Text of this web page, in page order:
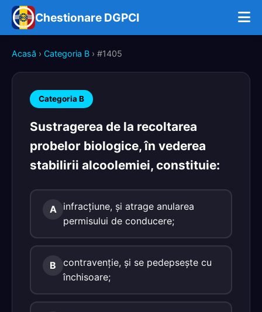
Chestionare DGPCI
Acasă › Categoria B › #1405
Categoria B
Sustragerea de la recoltarea
probelor biologice, în vederea
stabilirii alcoolemiei, constituie:
A
infracţiune, şi atrage anularea
permisului de conducere;
B
contravenţie, şi se pedepseşte cu
închisoare;